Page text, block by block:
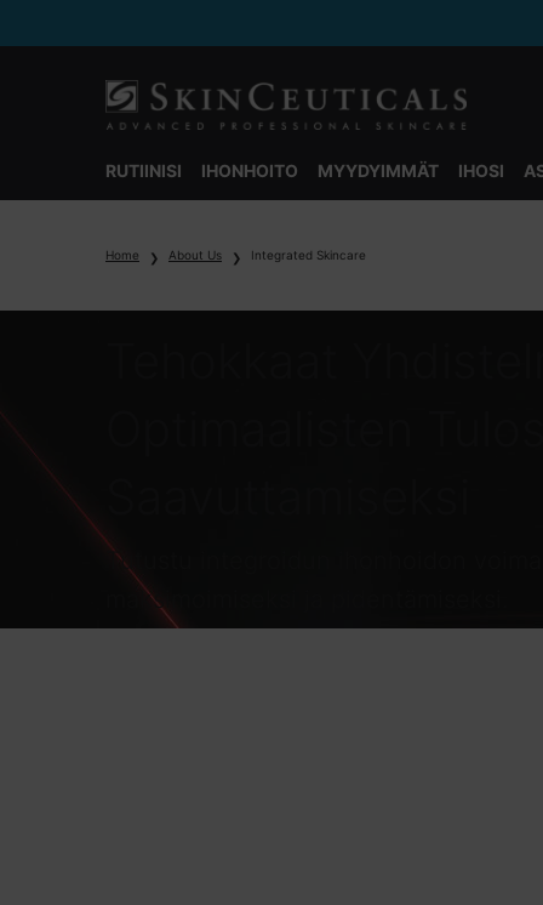
RUTIINISI IHONHOITO MYYDYIMMÄT IHOSI
Home About Us Integrated Skincare
Tutustu integroidun ihonhoidon
maksimoimiseksi ja pidentämiseksi.